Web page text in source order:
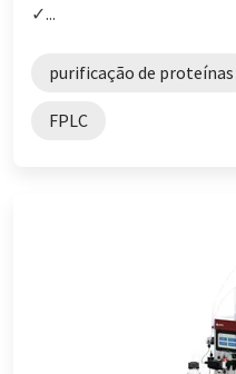
✓...
purificação de proteínas
FPLC